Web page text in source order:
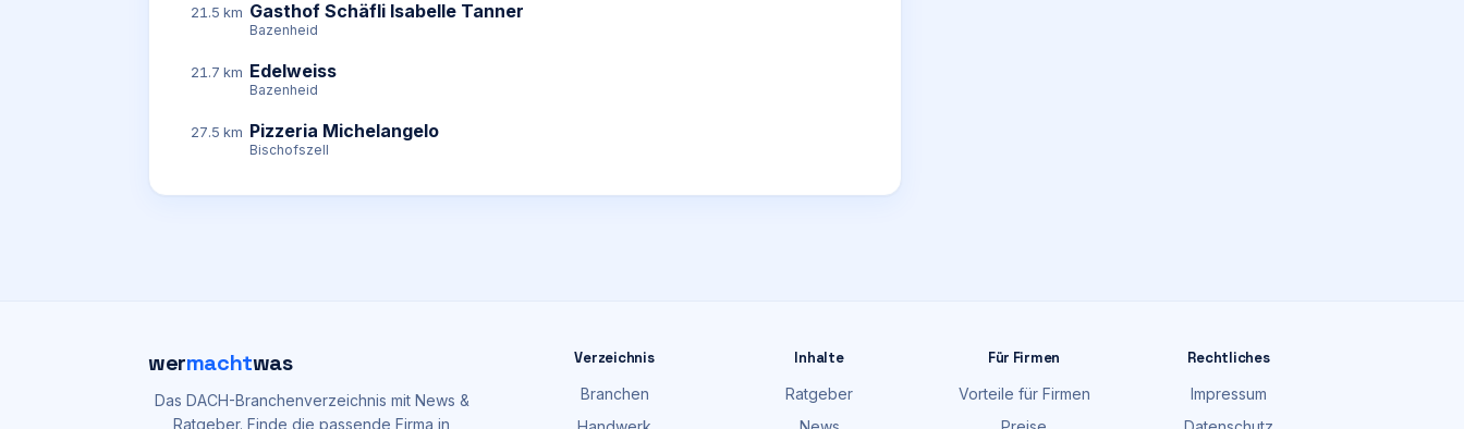
21.5 km Gasthof Schäfli Isabelle Tanner
Bazenheid
21.7 km Edelweiss
Bazenheid
27.5 km Pizzeria Michelangelo
Bischofszell
wermachtwas
Das DACH-Branchenverzeichnis mit News &
Ratgeber. Finde die passende Firma in
Verzeichnis
Branchen
Inhalte
Ratgeber
Für Firmen
Vorteile für Firmen
Rechtliches
Impressum